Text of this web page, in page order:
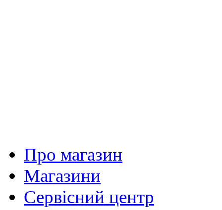
Про магазин
Магазини
Сервісний центр